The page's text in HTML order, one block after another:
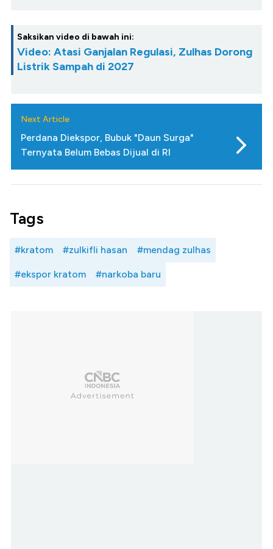
Saksikan video di bawah ini:
Video: Atasi Ganjalan Regulasi, Zulhas Dorong
Listrik Sampah di 2027
Next Article
Perdana Diekspor, Bubuk "Daun Surga"
Ternyata Belum Bebas Dijual di RI
Tags
#kratom #zulkifli hasan #mendag zulhas
#ekspor kratom #narkoba baru